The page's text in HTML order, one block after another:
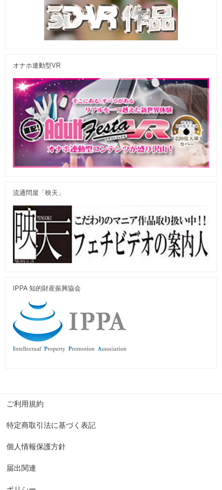
オナホ連動型VR
流通問屋「映天」
IPPA 知的財産振興協会
ご利用規約
特定商取引法に基づく表記
個人情報保護方針
届出関連